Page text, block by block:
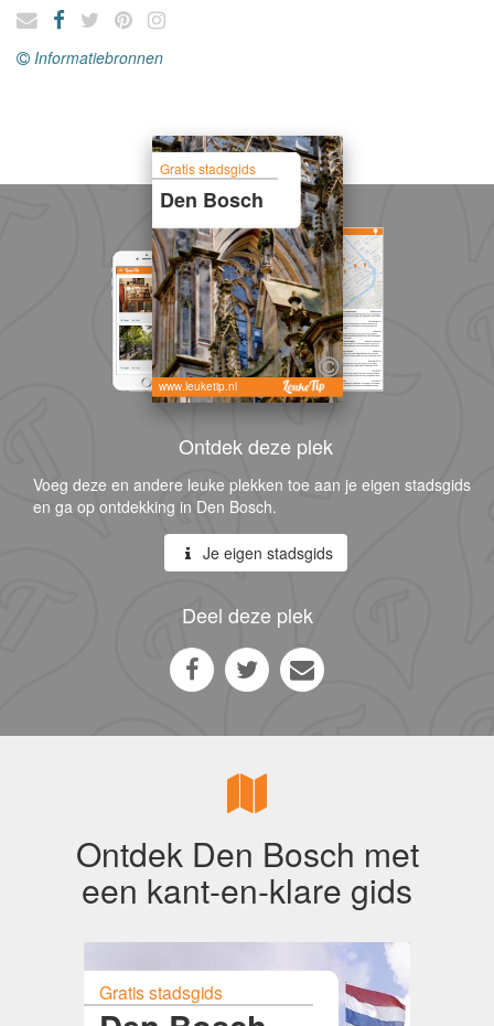
Informatiebronnen
Gratis stadsgids
Den Bosch
www.leuketip.nl
Ontdek deze plek
Voeg deze en andere leuke plekken toe aan je eigen stadsgids
en ga op ontdekking in Den Bosch.
Je eigen stadsgids
Deel deze plek
Ontdek Den Bosch met
een kant-en-klare gids
Gratis stadsgids